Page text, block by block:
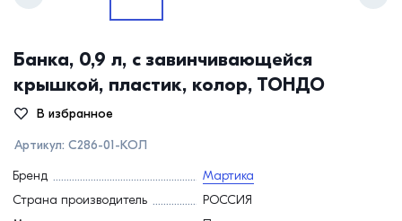
Банка, 0,9 л, с завинчивающейся
крышкой, пластик, колор, ТОНДО
В избранное
Артикул: С286-01-КОЛ
Бренд
Мартика
Страна производитель
РОССИЯ